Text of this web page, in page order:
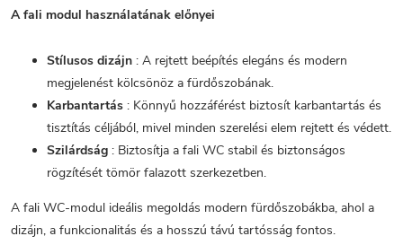
A fali modul használatának előnyei
Stílusos dizájn : A rejtett beépítés elegáns és modern
megjelenést kölcsönöz a fürdőszobának.
Karbantartás : Könnyű hozzáférést biztosít karbantartás és
tisztítás céljából, mivel minden szerelési elem rejtett és védett.
Szilárdság : Biztosítja a fali WC stabil és biztonságos
rögzítését tömör falazott szerkezetben.
A fali WC-modul ideális megoldás modern fürdőszobákba, ahol a
dizájn, a funkcionalitás és a hosszú távú tartósság fontos.